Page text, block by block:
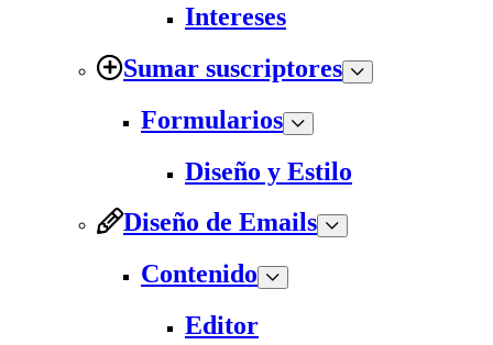
Intereses
Sumar suscriptores
Formularios
Diseño y Estilo
Diseño de Emails
Contenido
Editor